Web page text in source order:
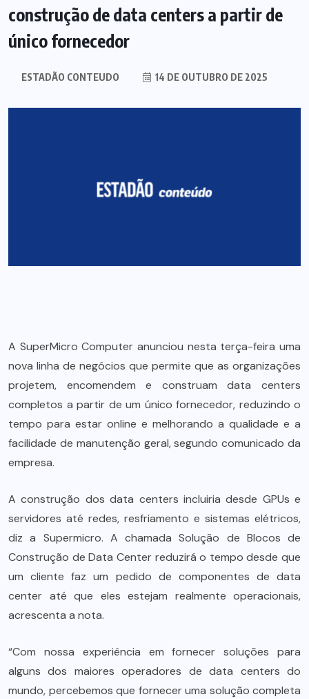
construção de data centers a partir de
único fornecedor
ESTADÃO CONTEUDO 14 DE OUTUBRO DE 2025
A SuperMicro Computer anunciou nesta terça-feira uma
nova linha de negócios que permite que as organizações
projetem, encomendem e construam data centers
completos a partir de um único fornecedor, reduzindo o
tempo para estar online e melhorando a qualidade e a
facilidade de manutenção geral, segundo comunicado da
empresa.
A construção dos data centers incluiria desde GPUs e
servidores até redes, resfriamento e sistemas elétricos,
diz a Supermicro. A chamada Solução de Blocos de
Construção de Data Center reduzirá o tempo desde que
um cliente faz um pedido de componentes de data
center até que eles estejam realmente operacionais,
acrescenta a nota.
“Com nossa experiência em fornecer soluções para
alguns dos maiores operadores de data centers do
mundo, percebemos que fornecer uma solução completa